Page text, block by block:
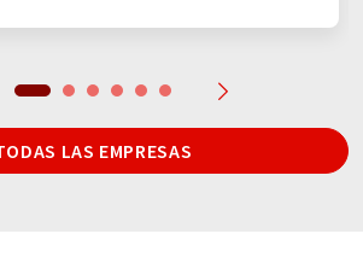
LAS EMPRESAS